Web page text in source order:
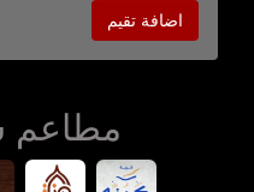
اضافة تقيم
مطاعم